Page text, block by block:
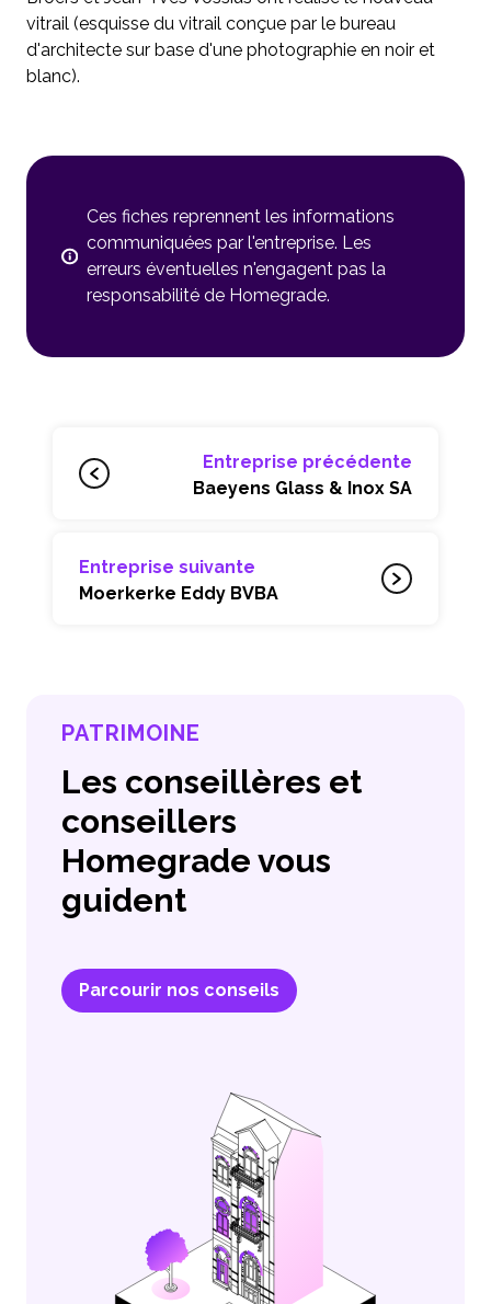
vitrail (esquisse du vitrail conçue par le bureau
d'architecte sur base d'une photographie en noir et
blanc).
Ces fiches reprennent les informations
communiquées par l'entreprise. Les
erreurs éventuelles n'engagent pas la
responsabilité de Homegrade.
Entreprise précédente
Baeyens Glass & Inox SA
Entreprise suivante
Moerkerke Eddy BVBA
PATRIMOINE
Les conseillères et
conseillers
Homegrade vous
guident
Parcourir nos conseils